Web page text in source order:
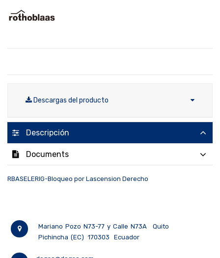
Descargas del producto
Descripción
Documents
RBASELERIG-Bloqueo por Lascension Derecho
Mariano Pozo N73-77 y Calle N73A
Quito
Pichincha (EC)
170303 Ecuador